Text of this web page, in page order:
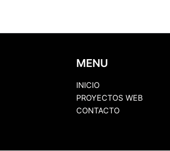
MENU
INICIO
PROYECTOS WEB
CONTACTO